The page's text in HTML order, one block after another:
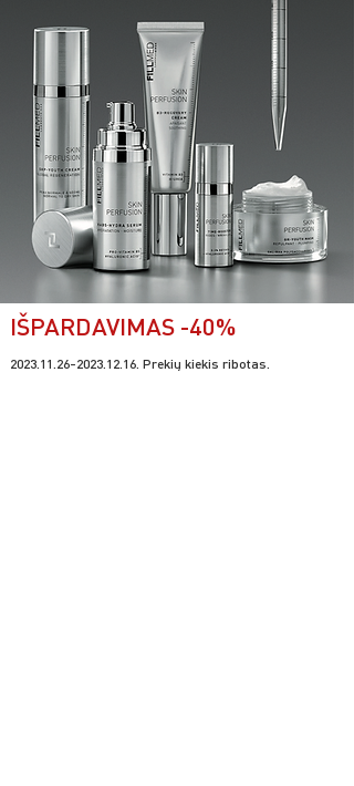
IŠPARDAVIMAS -40%
2023.11.26-2023.12.16. Prekių kiekis ribotas.